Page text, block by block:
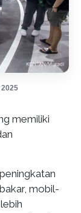
memiliki
mobil-